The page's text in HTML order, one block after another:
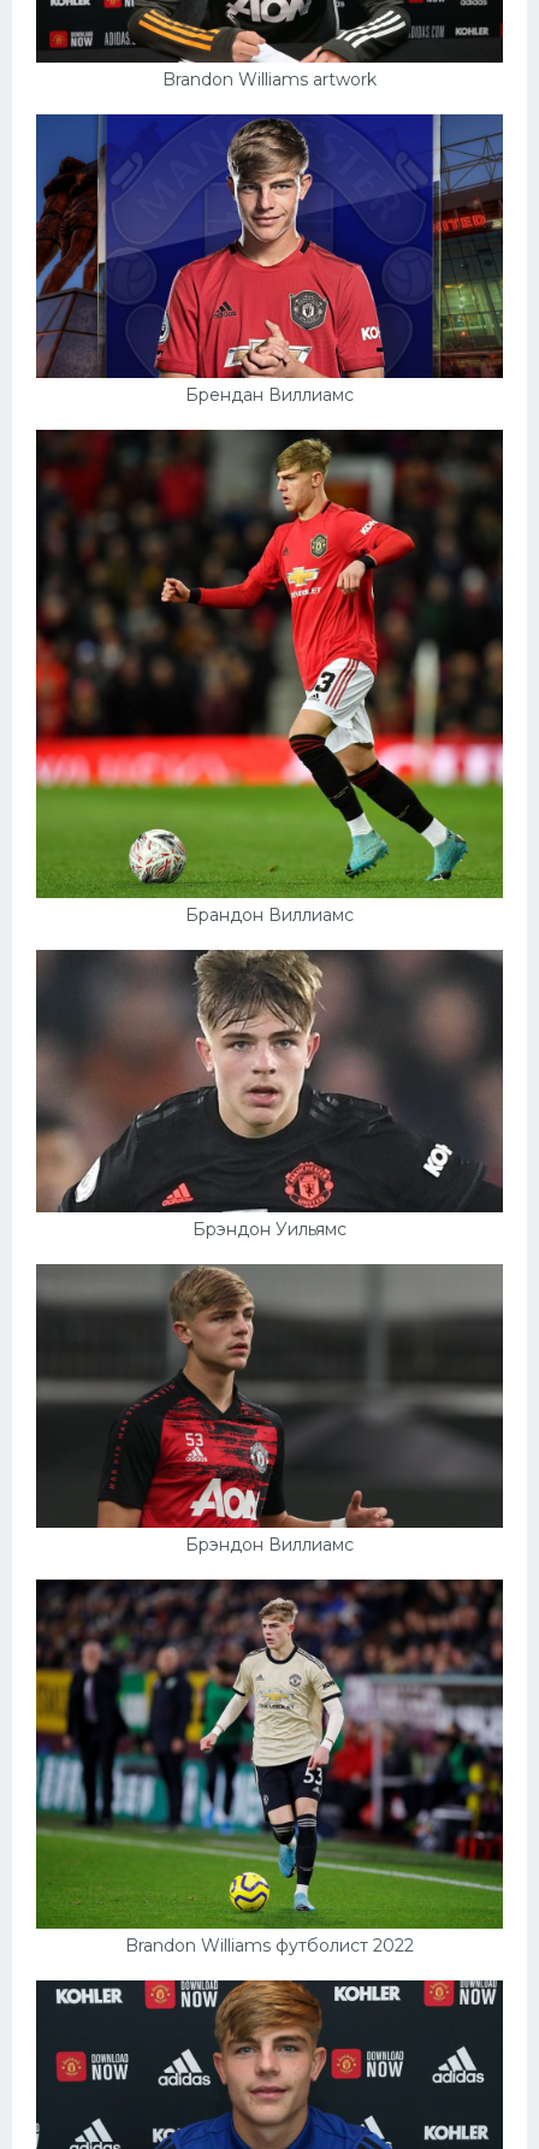
Brandon Williams artwork
Брендан Виллиамс
Брандон Виллиамс
Брэндон Уильямс
Брэндон Виллиамс
Brandon Williams футболист 2022